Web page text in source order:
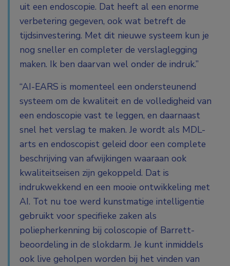
uit een endoscopie. Dat heeft al een enorme
verbetering gegeven, ook wat betreft de
tijdsinvestering. Met dit nieuwe systeem kun je
nog sneller en completer de verslaglegging
maken. Ik ben daarvan wel onder de indruk.”
“AI-EARS is momenteel een ondersteunend
systeem om de kwaliteit en de volledigheid van
een endoscopie vast te leggen, en daarnaast
snel het verslag te maken. Je wordt als MDL-
arts en endoscopist geleid door een complete
beschrijving van afwijkingen waaraan ook
kwaliteitseisen zijn gekoppeld. Dat is
indrukwekkend en een mooie ontwikkeling met
AI. Tot nu toe werd kunstmatige intelligentie
gebruikt voor specifieke zaken als
poliepherkenning bij coloscopie of Barrett-
beoordeling in de slokdarm. Je kunt inmiddels
ook live geholpen worden bij het vinden van